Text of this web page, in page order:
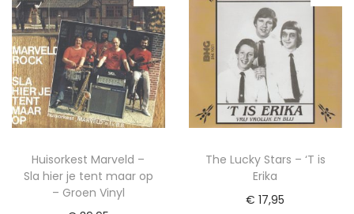
Huisorkest Marveld –
Sla hier je tent maar op
– Groen Vinyl
The Lucky Stars – ‘T is
Erika
€ 17,95